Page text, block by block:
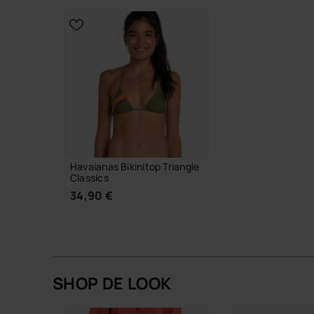
KIES JE MAAT
Havaianas Bikinitop Triangle
Classics
34,90 €
SHOP DE LOOK